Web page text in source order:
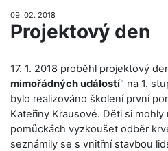
09. 02. 2018
Projektový den
17. 1. 2018 proběhl projektový
mimořádných událostí" na 1.
bylo realizováno školení první
Kateřiny Krausové. Děti si
pomůckách vyzkoušet odběr
seznámily se s vnitřní stavbou